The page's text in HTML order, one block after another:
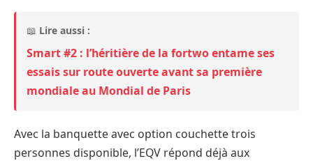
📖 Lire aussi :
Smart #2 : l’héritière de la fortwo entame ses
essais sur route ouverte avant sa première
mondiale au Mondial de Paris
Avec la banquette avec option couchette trois
personnes disponible, l’EQV répond déjà aux